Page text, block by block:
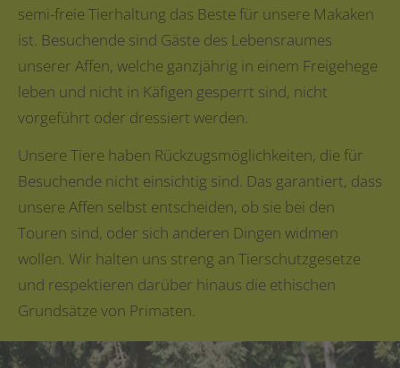
semi-freie Tierhaltung das Beste für unsere Makaken
ist. Besuchende sind Gäste des Lebensraumes
unserer Affen, welche ganzjährig in einem Freigehege
leben und nicht in Käfigen gesperrt sind, nicht
vorgeführt oder dressiert werden.
Unsere Tiere haben Rückzugsmöglichkeiten, die für
Besuchende nicht einsichtig sind. Das garantiert, dass
unsere Affen selbst entscheiden, ob sie bei den
Touren sind, oder sich anderen Dingen widmen
wollen. Wir halten uns streng an Tierschutzgesetze
und respektieren darüber hinaus die ethischen
Grundsätze von Primaten.